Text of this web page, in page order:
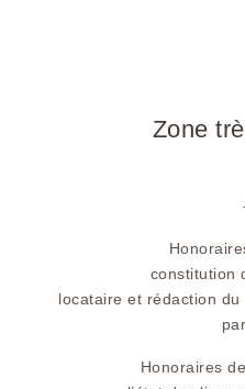
Zone
constitution
locataire et rédaction
Honoraires